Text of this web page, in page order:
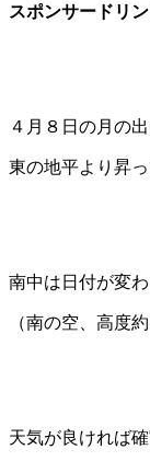
スポンサードリ
４月８日の月の
東の地平より昇っ
南中は日付が変わ
（南の空、高度約
天気が良ければ